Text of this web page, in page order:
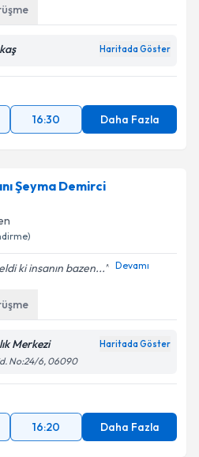
Haritada Göster
16:30 Daha Fazla
Şeyma Demirci
ki insanın bazen... Devamı
Merkezi Haritada Göster
No:24/6, 06090
16:20 Daha Fazla